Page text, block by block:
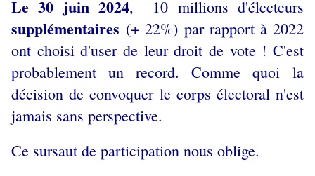
Le 30 juin 2024, 10 millions d'électeurs
supplémentaires (+ 22%) par rapport à 2022
ont choisi d'user de leur droit de vote ! C'est
probablement un record. Comme quoi la
décision de convoquer le corps électoral n'est
jamais sans perspective.
Ce sursaut de participation nous oblige.